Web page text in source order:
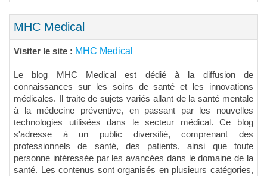
MHC Medical
Visiter le site : MHC Medical
Le blog MHC Medical est dédié à la diffusion de
connaissances sur les soins de santé et les innovations
médicales. Il traite de sujets variés allant de la santé mentale
à la médecine préventive, en passant par les nouvelles
technologies utilisées dans le secteur médical. Ce blog
s'adresse à un public diversifié, comprenant des
professionnels de santé, des patients, ainsi que toute
personne intéressée par les avancées dans le domaine de la
santé. Les contenus sont organisés en plusieurs catégories,